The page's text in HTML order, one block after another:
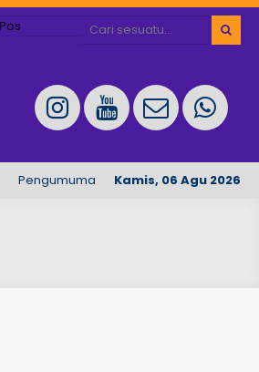
Kamis, 06 Agu 2026
Pengumuman Penerimaan Peserta Didik